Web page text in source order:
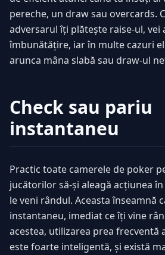
pereche, un draw sau overcards.
adversarul îți plătește raise-ul, vei
îmbunătățire, iar în multe cazuri
arunca mâna slabă sau draw-ul
Check sau pariu
instantaneu
Practic toate camerele de poker
jucătorilor să-și aleagă acțiunea
le veni rândul. Aceasta înseamnă
instantaneu, imediat ce îți vine
acestea, utilizarea prea frecventă
este foarte inteligentă, și există